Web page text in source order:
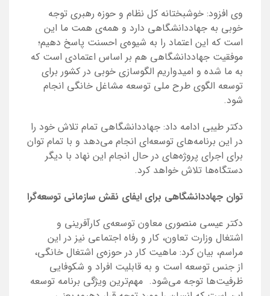
وی افزود: خوشبختانه کل نظام و حوزه رهبری توجه
خوبی به جهاددانشگاهی دارد و همه‌ی همت ما این
است که این اعتماد را به شیوه‌ی احسنت پاسخ دهیم؛
موفقیت جهاددانشگاهی هم بر اساس اعتمادی است که
به ما شده و امیدواریم الگوسازی خوبی در کشور برای
توسعه الگوی طرح ملی توسعه مشاغل خانگی انجام
شود.
دکتر طیبی ادامه داد: جهاددانشگاهی تمام تلاش خود را
در این برنامه‌های توسعه‌ای انجام می‌‌دهد و با تمام توان
برای اجرای پروژه‌های در حال انجام این نهاد با دیگر
دستگاه‌ها تلاش خواهد کرد.
توان جهاددانشگاهی برای ایفای نقش سازمانی توسعه‌گرا
دکتر عیسی منصوری معاون توسعه‌ی کارآفرینی و
اشتغال وزارت تعاون، کار و رفاه اجتماعی نیز در این
مراسم، بیان کرد: ماهیت کار در حوزه‌ی اشتغال خانگی،
از جنس توسعه است و به قابلیت افراد و شکوفایی
ظرفیت‌ها توجه می‌شود. مهم‌ترین ویژگی برنامه توسعه